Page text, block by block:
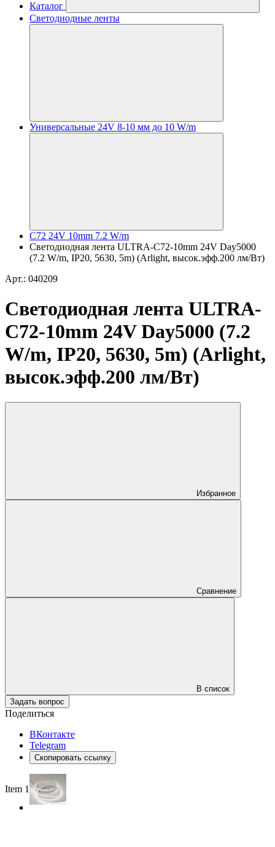
Каталог
Светодиодные ленты
Универсальные 24V 8-10 мм до 10 W/m
C72 24V 10mm 7.2 W/m
Светодиодная лента ULTRA-C72-10mm 24V Day5000
(7.2 W/m, IP20, 5630, 5m) (Arlight, высок.эфф.200 лм/Вт)
Арт.: 040209
Светодиодная лента ULTRA-
C72-10mm 24V Day5000 (7.2
W/m, IP20, 5630, 5m) (Arlight,
высок.эфф.200 лм/Вт)
Избранное
Сравнение
В список
Задать вопрос
Поделиться
ВКонтакте
Telegram
Скопировать ссылку
Item 1 of 5